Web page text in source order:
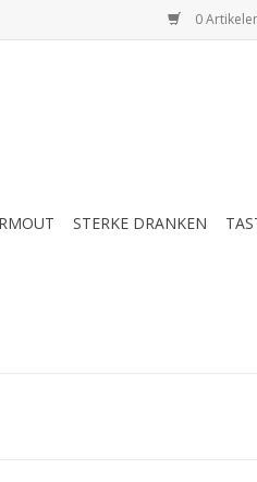
0
STERKE DRANKEN